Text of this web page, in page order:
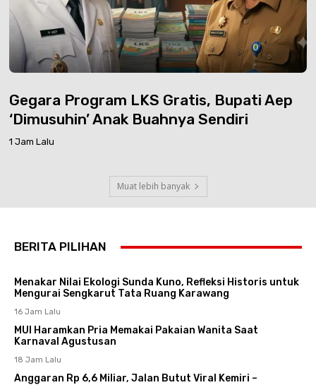
Gegara Program LKS Gratis, Bupati Aep
‘Dimusuhin’ Anak Buahnya Sendiri
1 Jam Lalu
Muat lebih banyak
BERITA PILIHAN
Menakar Nilai Ekologi Sunda Kuno, Refleksi Historis untuk
Mengurai Sengkarut Tata Ruang Karawang
16 Jam Lalu
MUI Haramkan Pria Memakai Pakaian Wanita Saat
Karnaval Agustusan
18 Jam Lalu
Anggaran Rp 6,6 Miliar, Jalan Butut Viral Kemiri –